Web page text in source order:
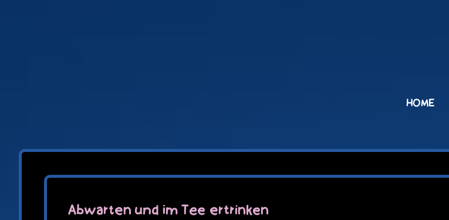
HOME
Abwarten und im Tee ertrinken